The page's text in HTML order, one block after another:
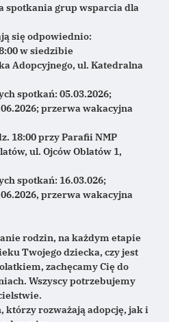
spotkania grup wsparcia dla
się odpowiednio:
w siedzibie
Adopcyjnego, ul. Katedralna
spotkań: 05.03.2026;
przerwa wakacyjna
18:00 przy Parafii NMP
ul. Ojców Oblatów 1,
spotkań: 16.03.026;
przerwa wakacyjna
rodzin, na każdym etapie
Twojego dziecka, czy jest
zachęcamy Cię do
Wszyscy potrzebujemy
którzy rozważają adopcję, jak i